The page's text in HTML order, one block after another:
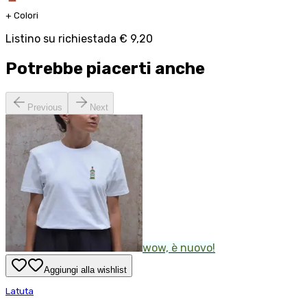
+ Colori
Listino su richiestada € 9,20
Potrebbe piacerti anche
Previous Next
wow, è nuovo!
Aggiungi alla wishlist
Latuta